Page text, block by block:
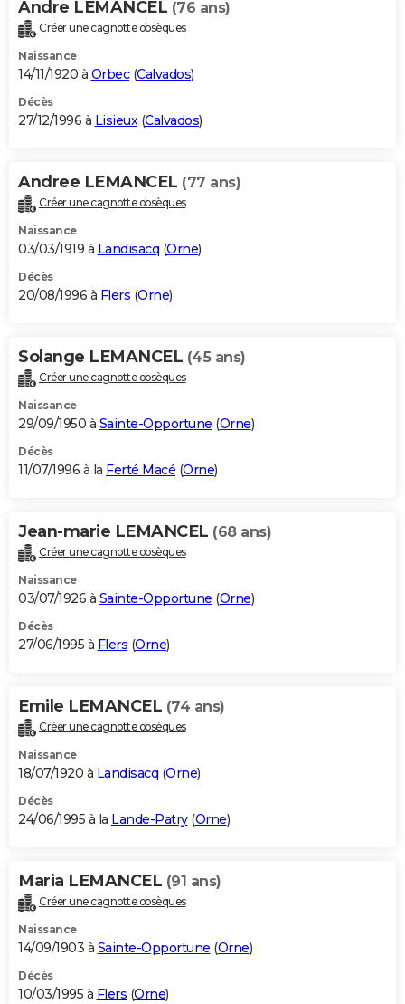
Andre LEMANCEL (76 ans)
Créer une cagnotte obsèques
Naissance
14/11/1920 à Orbec(Calvados)
Décès
27/12/1996 à Lisieux(Calvados)
Andree LEMANCEL (77 ans)
Créer une cagnotte obsèques
Naissance
03/03/1919 à Landisacq (Orne)
Décès
20/08/1996 à Flers (Orne)
Solange LEMANCEL (45 ans)
Créer une cagnotte obsèques
Naissance
29/09/1950 à Sainte-Opportune (Orne)
Décès
11/07/1996 à la Ferté Macé (Orne)
Jean-marie LEMANCEL (68 ans)
Créer une cagnotte obsèques
Naissance
03/07/1926 à Sainte-Opportune (Orne)
Décès
27/06/1995 à Flers (Orne)
Emile LEMANCEL (74 ans)
Créer une cagnotte obsèques
Naissance
18/07/1920 à Landisacq (Orne)
Décès
24/06/1995 à la Lande-Patry(Orne)
Maria LEMANCEL (91 ans)
Créer une cagnotte obsèques
Naissance
14/09/1903 à Sainte-Opportune (Orne)
Décès
10/03/1995 à Flers (Orne)